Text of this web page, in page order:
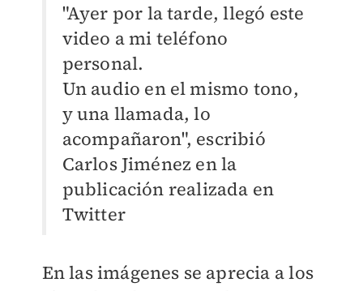
"Ayer por la tarde, llegó este
video a mi teléfono
personal.
Un audio en el mismo tono,
y una llamada, lo
acompañaron", escribió
Carlos Jiménez en la
publicación realizada en
Twitter
En las imágenes se aprecia a los